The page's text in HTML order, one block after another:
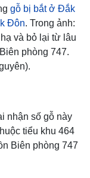
gỗ bị bắt ở Đắk
Đôn. Trong ảnh:
và bỏ lại từ lâu
phòng 747.
nhận số gỗ này
tiểu khu 464
Biên phòng 747